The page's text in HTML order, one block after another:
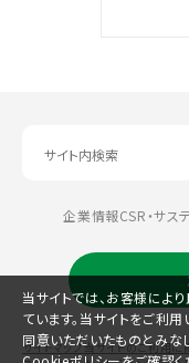
企業情報CSR・サス
サイトマップ当サイトのご利用に
当サイトでは、お客様によ
ています。当サイトをご利
同意いただいたものとみな